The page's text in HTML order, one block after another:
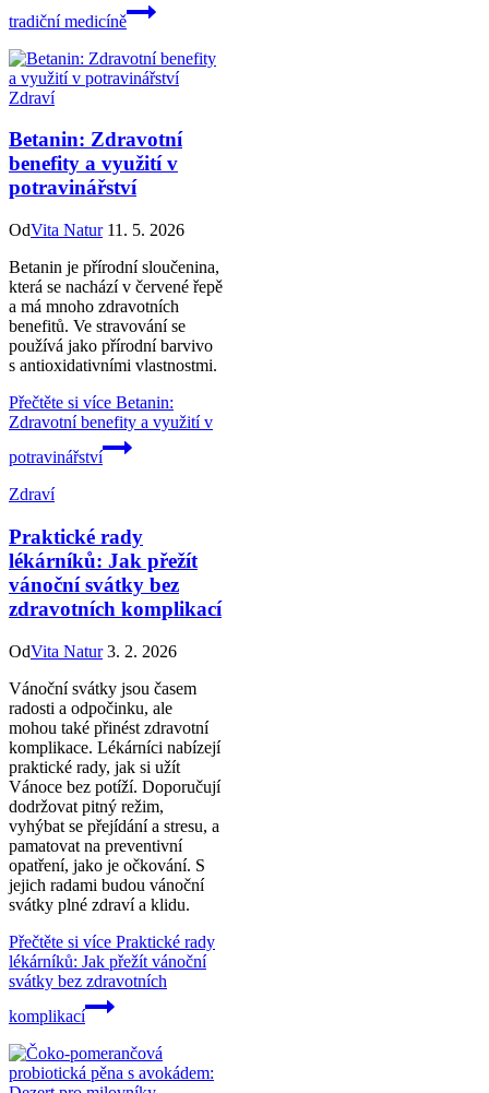
tradiční medicíně
Zdraví
Betanin: Zdravotní
benefity a využití v
potravinářství
OdVita Natur 11. 5. 2026
Betanin je přírodní sloučenina,
která se nachází v červené řepě
a má mnoho zdravotních
benefitů. Ve stravování se
používá jako přírodní barvivo
s antioxidativními vlastnostmi.
Přečtěte si více Betanin:
Zdravotní benefity a využití v
potravinářství
Zdraví
Praktické rady
lékárníků: Jak přežít
vánoční svátky bez
zdravotních komplikací
OdVita Natur 3. 2. 2026
Vánoční svátky jsou časem
radosti a odpočinku, ale
mohou také přinést zdravotní
komplikace. Lékárníci nabízejí
praktické rady, jak si užít
Vánoce bez potíží. Doporučují
dodržovat pitný režim,
vyhýbat se přejídání a stresu, a
pamatovat na preventivní
opatření, jako je očkování. S
jejich radami budou vánoční
svátky plné zdraví a klidu.
Přečtěte si více Praktické rady
lékárníků: Jak přežít vánoční
svátky bez zdravotních
komplikací